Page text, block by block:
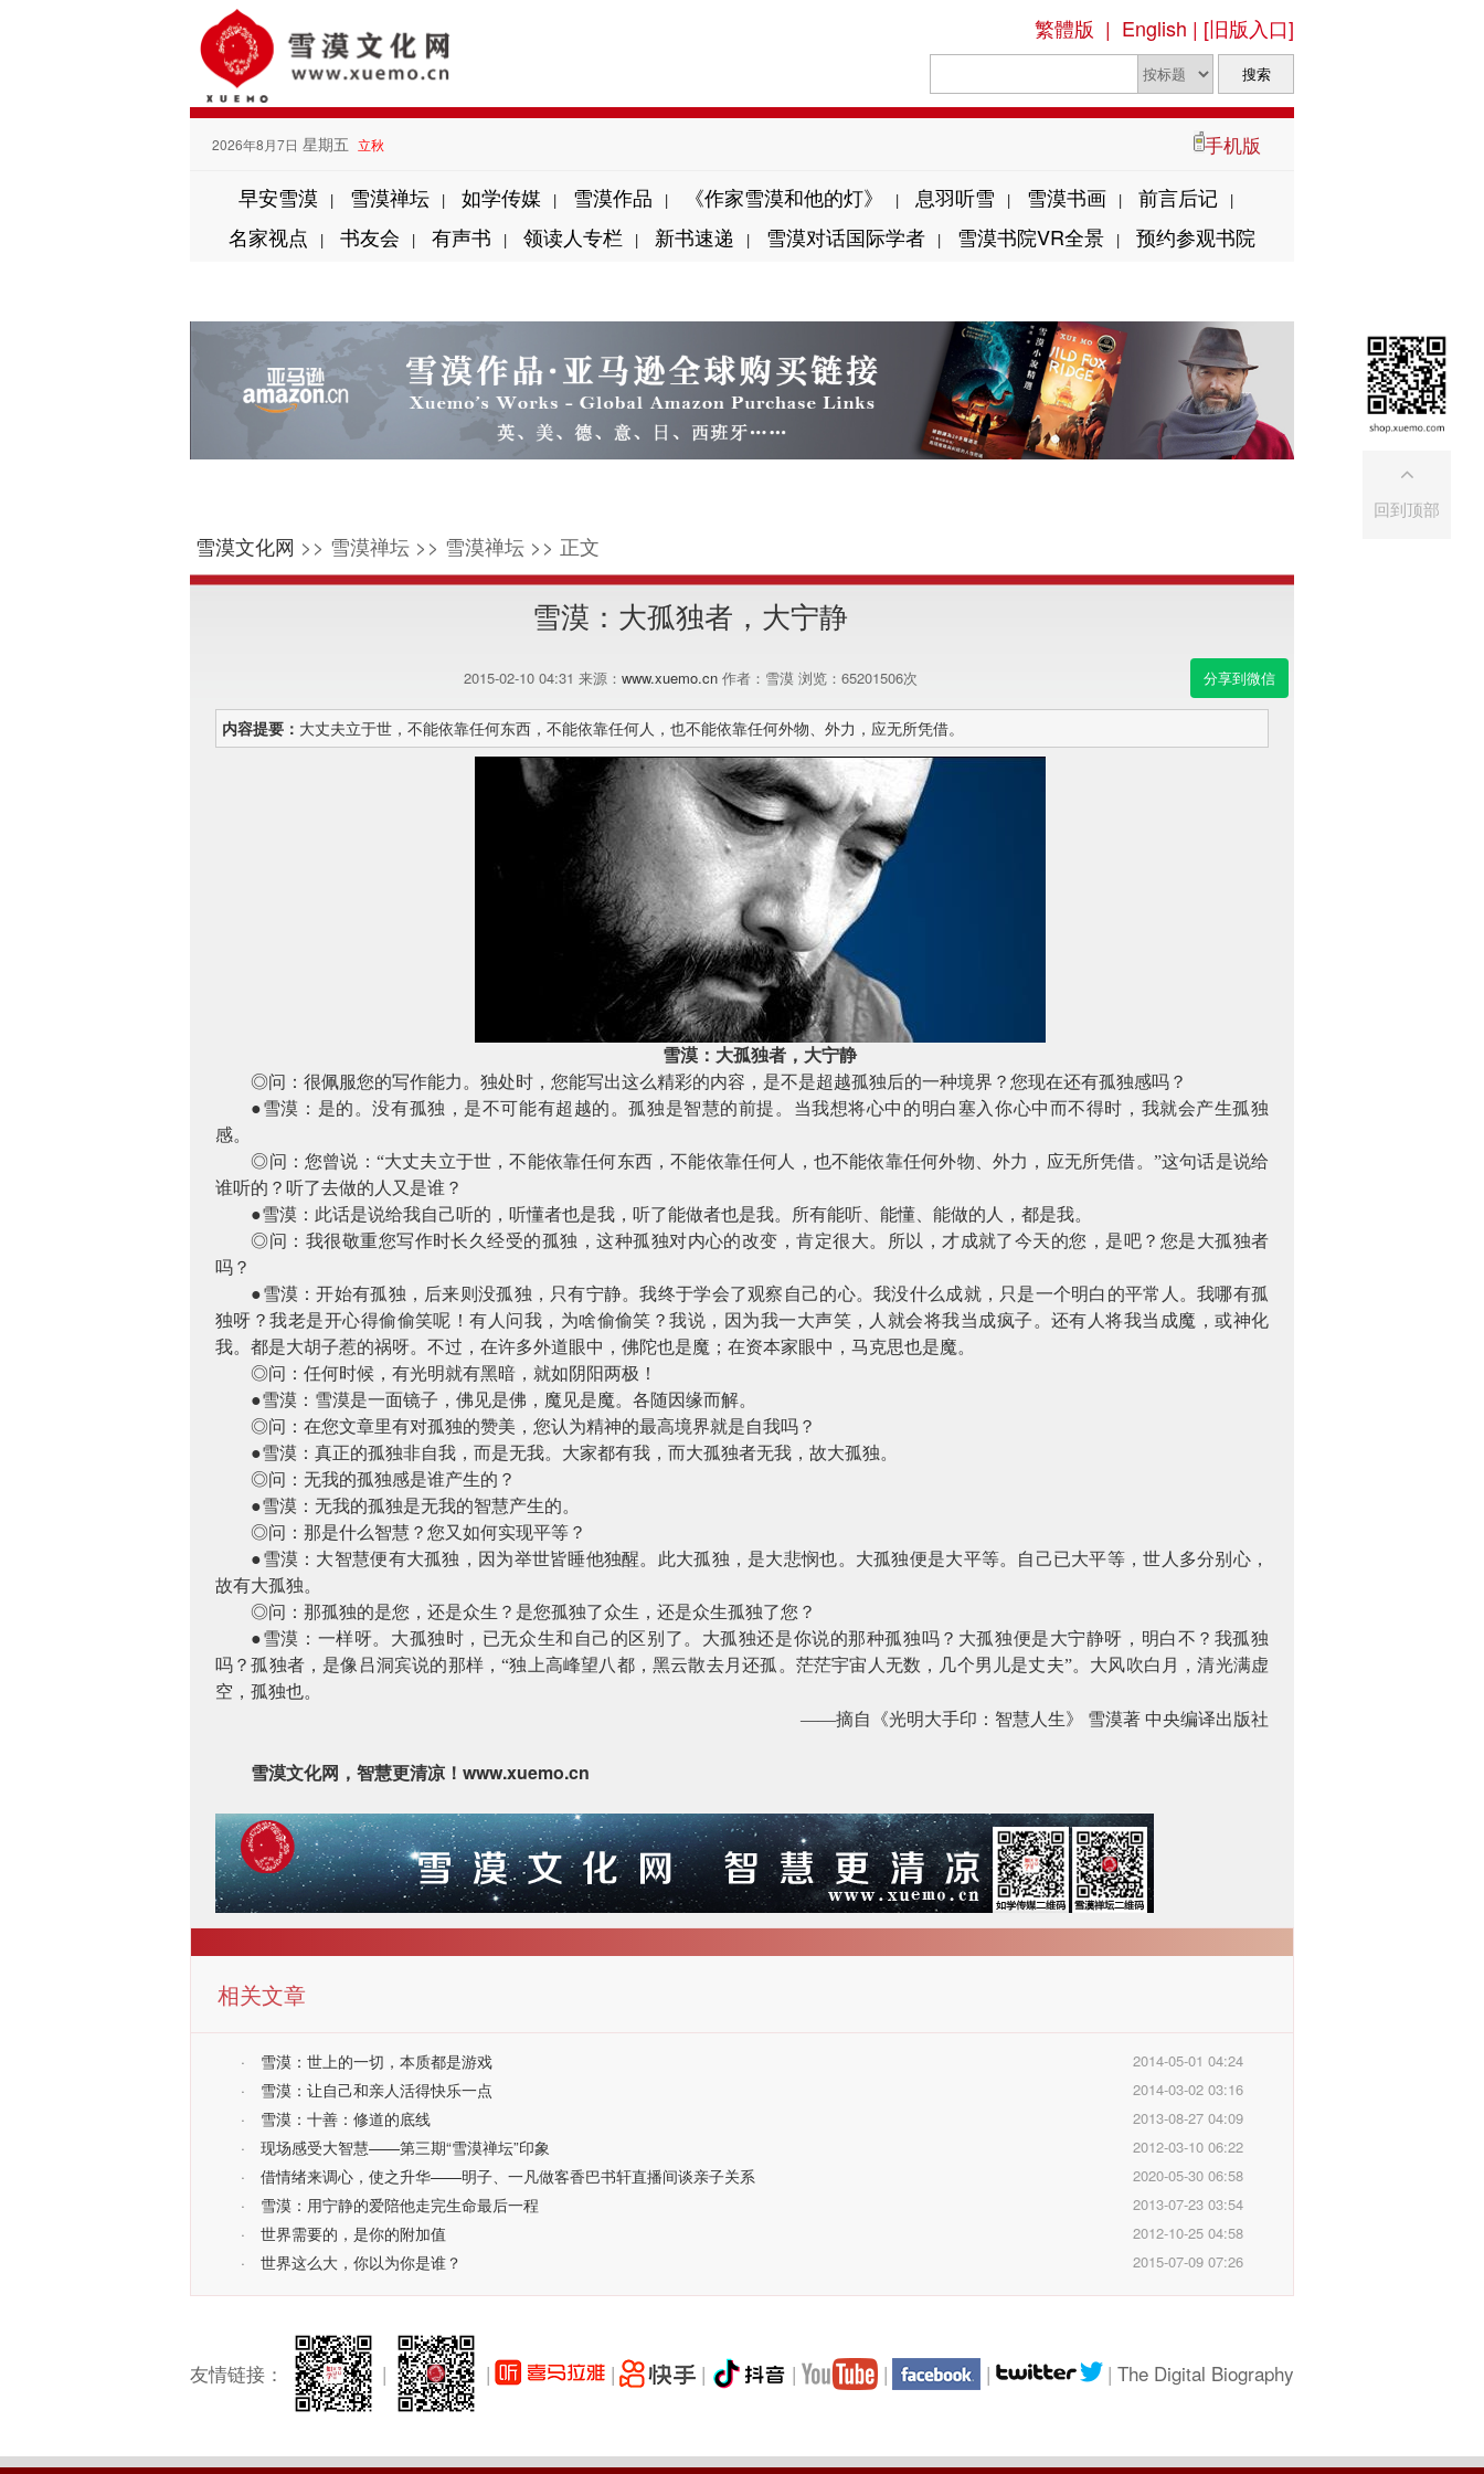
繁體版 | English | [旧版入口]
2026年8月7日 星期五 立秋 手机版
早安雪漠 | 雪漠禅坛 | 如学传媒 | 雪漠作品 | 《作家雪漠和他的灯》 | 息羽听雪 | 雪漠书画 | 前言后记 |
名家视点 | 书友会 | 有声书 | 领读人专栏 | 新书速递 | 雪漠对话国际学者 | 雪漠书院VR全景 | 预约参观书院
雪漠文化网 >> 雪漠禅坛 >> 雪漠禅坛 >> 正文
雪漠：大孤独者，大宁静
2015-02-10 04:31 来源： www.xuemo.cn作者：雪漠 浏览： 65201506次 分享到微信
内容提要： 大丈夫立于世，不能依靠任何东西，不能依靠任何人，也不能依靠任何外物、外力，应无所凭借。
雪漠：大孤独者，大宁静
◎问：很佩服您的写作能力。独处时，您能写出这么精彩的内容，是不是超越孤独后的一种境界？您现在还有孤独感吗？
●雪漠：是的。没有孤独，是不可能有超越的。孤独是智慧的前提。当我想将心中的明白塞入你心中而不得时，我就会产生孤独
感。
◎问：您曾说：“大丈夫立于世，不能依靠任何东西，不能依靠任何人，也不能依靠任何外物、外力，应无所凭借。”这句话是说给
谁听的？听了去做的人又是谁？
●雪漠：此话是说给我自己听的，听懂者也是我，听了能做者也是我。所有能听、能懂、能做的人，都是我。
◎问：我很敬重您写作时长久经受的孤独，这种孤独对内心的改变，肯定很大。所以，才成就了今天的您，是吧？您是大孤独者
吗？
●雪漠：开始有孤独，后来则没孤独，只有宁静。我终于学会了观察自己的心。我没什么成就，只是一个明白的平常人。我哪有孤
独呀？我老是开心得偷偷笑呢！有人问我，为啥偷偷笑？我说，因为我一大声笑，人就会将我当成疯子。还有人将我当成魔，或神化
我。都是大胡子惹的祸呀。不过，在许多外道眼中，佛陀也是魔；在资本家眼中，马克思也是魔。
◎问：任何时候，有光明就有黑暗，就如阴阳两极！
●雪漠：雪漠是一面镜子，佛见是佛，魔见是魔。各随因缘而解。
◎问：在您文章里有对孤独的赞美，您认为精神的最高境界就是自我吗？
●雪漠：真正的孤独非自我，而是无我。大家都有我，而大孤独者无我，故大孤独。
◎问：无我的孤独感是谁产生的？
●雪漠：无我的孤独是无我的智慧产生的。
◎问：那是什么智慧？您又如何实现平等？
●雪漠：大智慧便有大孤独，因为举世皆睡他独醒。此大孤独，是大悲悯也。大孤独便是大平等。自己已大平等，世人多分别心，
故有大孤独。
◎问：那孤独的是您，还是众生？是您孤独了众生，还是众生孤独了您？
●雪漠：一样呀。大孤独时，已无众生和自己的区别了。大孤独还是你说的那种孤独吗？大孤独便是大宁静呀，明白不？我孤独
吗？孤独者，是像吕洞宾说的那样，“独上高峰望八都，黑云散去月还孤。茫茫宇宙人无数，几个男儿是丈夫”。大风吹白月，清光满虚
空，孤独也。
——摘自《光明大手印：智慧人生》
雪漠著 中央编译出版社
雪漠文化网，智慧更清凉！www.xuemo.cn
相关文章
· 雪漠：世上的一切，本质都是游戏 2014-05-01 04:24
· 雪漠：让自己和亲人活得快乐一点 2014-03-02 03:16
· 雪漠：十善：修道的底线 2013-08-27 04:09
· 现场感受大智慧——第三期“雪漠禅坛”印象 2012-03-10 06:22
· 借情绪来调心，使之升华——明子、一凡做客香巴书轩直播间谈亲子关系 2020-05-30 06:58
· 雪漠：用宁静的爱陪他走完生命最后一程 2013-07-23 03:54
· 世界需要的，是你的附加值 2012-10-25 04:58
· 世界这么大，你以为你是谁？ 2015-07-09 07:26
友情链接： | | | | | | | | The Digital Biography
回到顶部